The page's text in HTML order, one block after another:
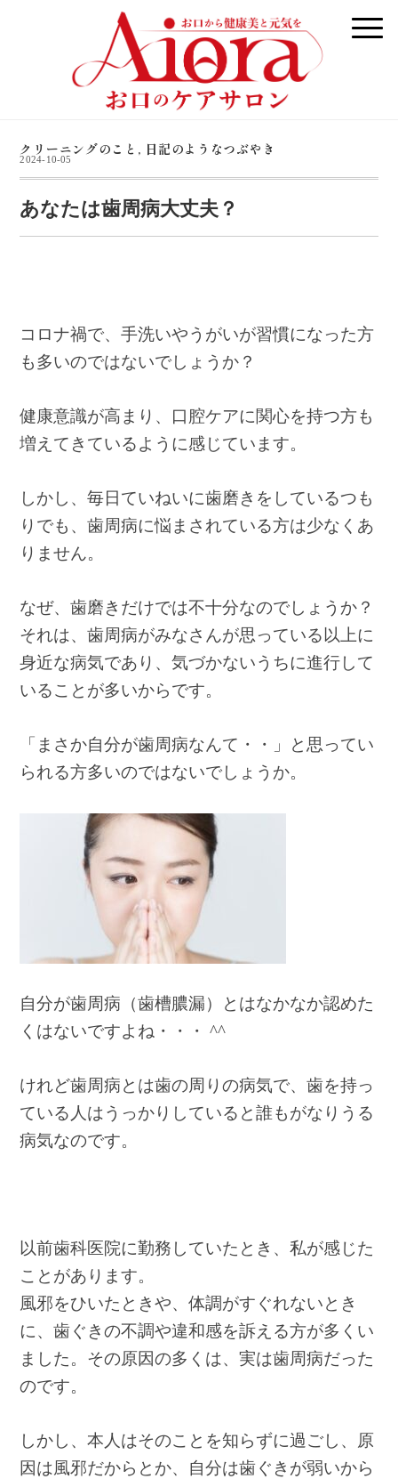
クリーニングのこと , 日記のようなつぶやき
2024-10-05
あなたは歯周病大丈夫？
コロナ禍で、手洗いやうがいが習慣になった方
も多いのではないでしょうか？
健康意識が高まり、口腔ケアに関心を持つ方も
増えてきているように感じています。
しかし、毎日ていねいに歯磨きをしているつも
りでも、歯周病に悩まされている方は少なくあ
りません。
なぜ、歯磨きだけでは不十分なのでしょうか？
それは、歯周病がみなさんが思っている以上に
身近な病気であり、気づかないうちに進行して
いることが多いからです。
「まさか自分が歯周病なんて・・」と思ってい
られる方多いのではないでしょうか。
自分が歯周病（歯槽膿漏）とはなかなか認めた
くはないですよね・・・ ^^
けれど歯周病とは歯の周りの病気で、歯を持っ
ている人はうっかりしていると誰もがなりうる
病気なのです。
以前歯科医院に勤務していたとき、私が感じた
ことがあります。
風邪をひいたときや、体調がすぐれないとき
に、歯ぐきの不調や違和感を訴える方が多くい
ました。 その原因の多くは、実は歯周病だった
のです。
しかし、本人はそのことを知らずに過ごし、原
因は風邪だからとか、自分は歯ぐきが弱いから